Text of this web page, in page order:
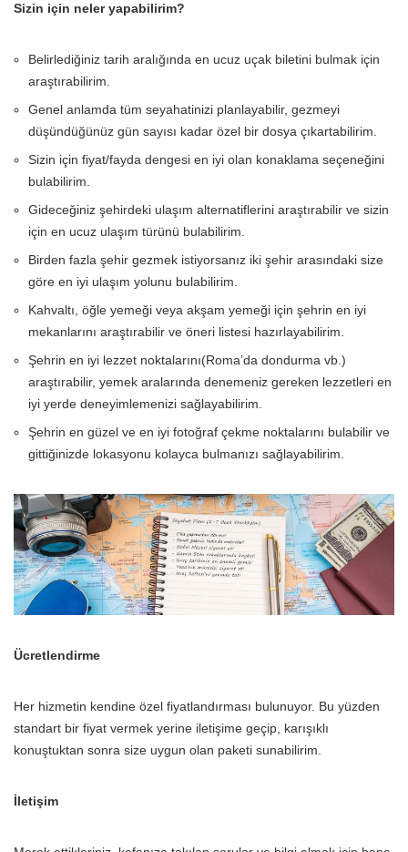
Sizin için neler yapabilirim?
Belirlediğiniz tarih aralığında en ucuz uçak biletini bulmak için
araştırabilirim.
Genel anlamda tüm seyahatinizi planlayabilir, gezmeyi
düşündüğünüz gün sayısı kadar özel bir dosya çıkartabilirim.
Sizin için fiyat/fayda dengesi en iyi olan konaklama seçeneğini
bulabilirim.
Gideceğiniz şehirdeki ulaşım alternatiflerini araştırabilir ve sizin
için en ucuz ulaşım türünü bulabilirim.
Birden fazla şehir gezmek istiyorsanız iki şehir arasındaki size
göre en iyi ulaşım yolunu bulabilirim.
Kahvaltı, öğle yemeği veya akşam yemeği için şehrin en iyi
mekanlarını araştırabilir ve öneri listesi hazırlayabilirim.
Şehrin en iyi lezzet noktalarını(Roma’da dondurma vb.)
araştırabilir, yemek aralarında denemeniz gereken lezzetleri en
iyi yerde deneyimlemenizi sağlayabilirim.
Şehrin en güzel ve en iyi fotoğraf çekme noktalarını bulabilir ve
gittiğinizde lokasyonu kolayca bulmanızı sağlayabilirim.
Ücretlendirme
Her hizmetin kendine özel fiyatlandırması bulunuyor. Bu yüzden
standart bir fiyat vermek yerine iletişime geçip, karışıklı
konuştuktan sonra size uygun olan paketi sunabilirim.
İletişim